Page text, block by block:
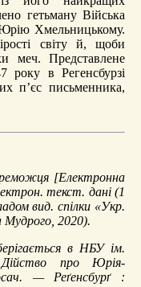
гетьману Війська
Хмельницькому.
світу й, щоби
меч. Представлене
року в Регенсбурзі
п’єс письменника,
[Електронна
текст. дані (1
вид. спілки «Укр.
Мудрого, 2020).
в НБУ ім.
про Юрія-
— Реґенсбурґ :